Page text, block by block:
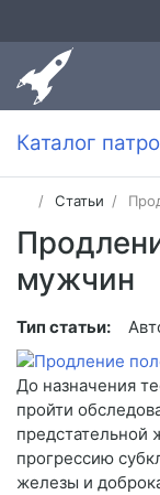
Каталог
Статьи
мужчин
Тип статьи:
До назначения
пройти
предстательной
прогрессию
железы и